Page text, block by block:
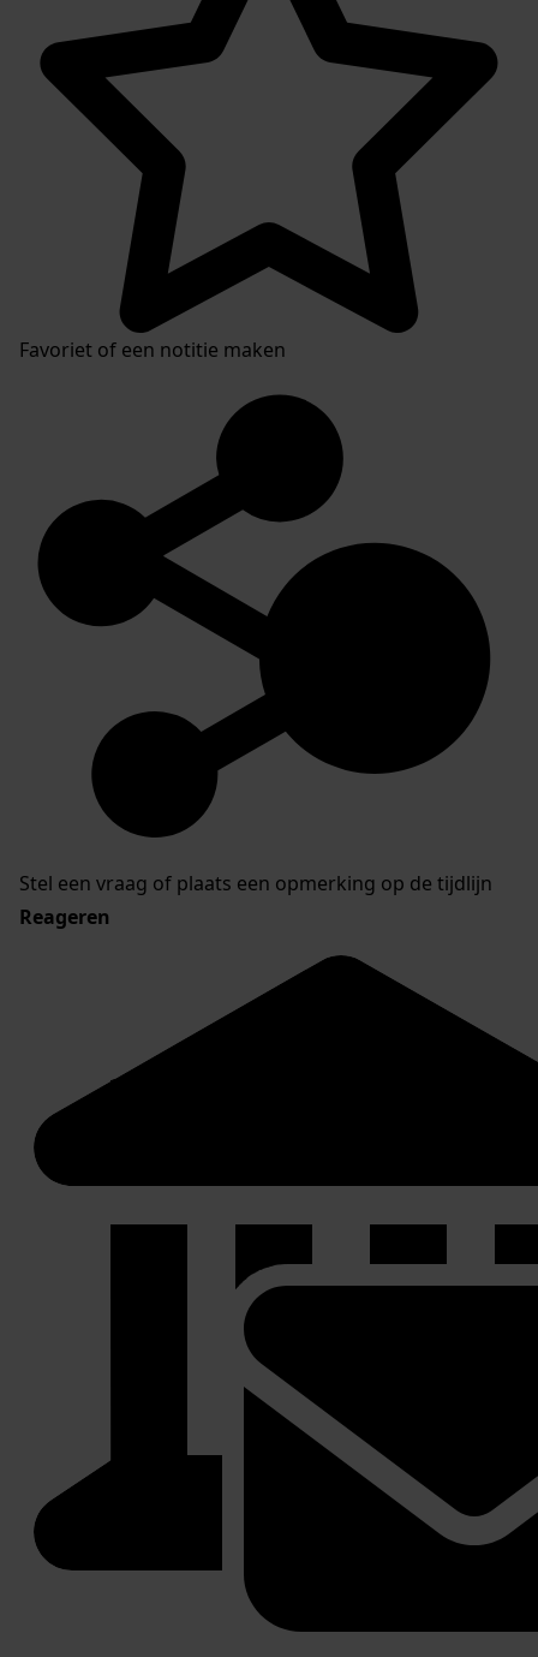
Favoriet of een notitie maken
Stel een vraag of plaats een opmerking op de tijdlijn
Reageren